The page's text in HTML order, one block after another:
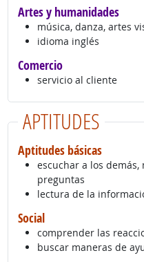
Artes y humanidades
música, danza, artes
idioma inglés
Comercio
servicio al cliente
APTITUDES
Aptitudes básicas
escuchar a los
preguntas
lectura de la
Social
comprender las
buscar maneras de